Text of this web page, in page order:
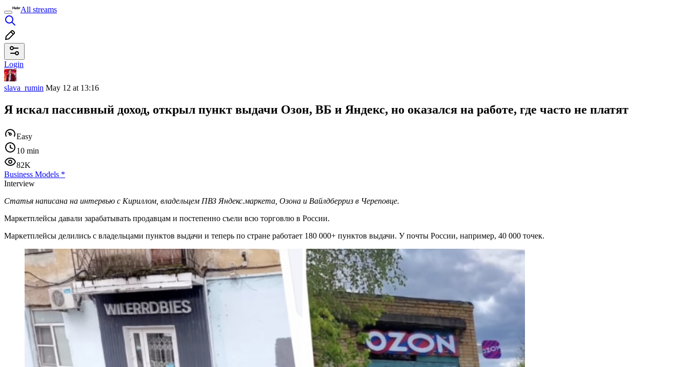
All streams
Login
slava_rumin May 12 at 13:16
Я искал пассивный доход, открыл пункт выдачи Озон, ВБ и Яндекс, но оказался на работе, где часто не платят
Easy
10 min
82K
Business Models *
Interview
Статья написана на интервью с Кириллом, владельцем ПВЗ Яндекс.маркета, Озона и Вайлдберриз в Череповце.
Маркетплейсы давали зарабатывать продавцам и постепенно съели всю торговлю в России.
Маркетплейсы делились с владельцами пунктов выдачи и теперь по стране работает 180 000+ пунктов выдачи. У почты России, например, 40 000 точек.